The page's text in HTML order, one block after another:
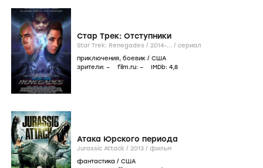
Стар Трек: Отступники
Star Trek: Renegades / 2014-... / сериал
приключения, боевик / США
зрители: – film.ru: – IMDb: 4,8
Атака Юрского периода
Jurassic Attack / 2013 / фильм
фантастика / США